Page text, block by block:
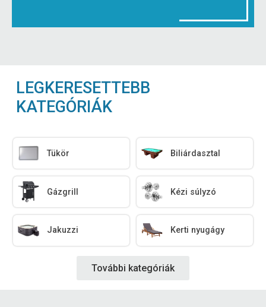
LEGKERESETTEBB
KATEGÓRIÁK
Tükör Biliárdasztal
Gázgrill Kézi súlyzó
Jakuzzi Kerti nyugágy
További kategóriák